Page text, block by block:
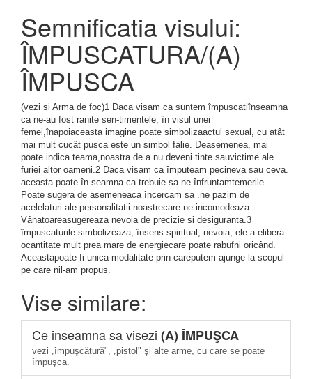
Semnificatia visului:
ÎMPUSCATURA/(A)
ÎMPUSCA
(vezi si Arma de foc)1 Daca visam ca suntem împuscatiînseamna
ca ne-au fost ranite sen-timentele, în visul unei
femei,înapoiaceasta imagine poate simbolizaactul sexual, cu atât
mai mult cucât pusca este un simbol falie. Deasemenea, mai
poate indica teama,noastra de a nu deveni tinte sauvictime ale
furiei altor oameni.2 Daca visam ca împuteam pecineva sau ceva.
aceasta poate în-seamna ca trebuie sa ne înfruntamtemerile.
Poate sugera de asemeneaca încercam sa .ne pazim de
acelelaturi ale personalitatii noastrecare ne incomodeaza.
Vânatoareasugereaza nevoia de precizie si desiguranta.3
împuscaturile simbolizeaza, însens spiritual, nevoia, ele a elibera
ocantitate mult prea mare de energiecare poate rabufni oricând.
Aceastapoate fi unica modalitate prin careputem ajunge la scopul
pe care nil-am propus.
Vise similare:
Ce inseamna sa visezi (A) ÎMPUŞCA
vezi „împuşcătură", „pistol" şi alte arme, cu care se poate
împuşca.